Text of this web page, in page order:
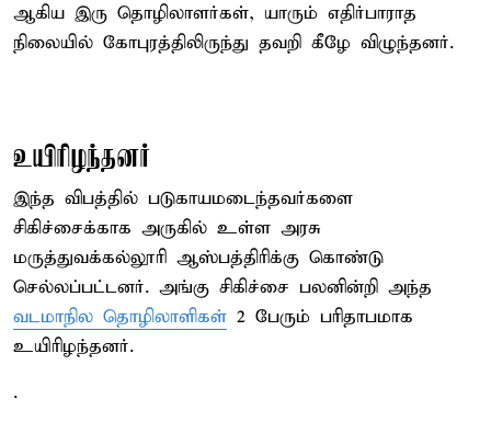
ஆகிய இரு தொழிலாளர்கள், யாரும் எதிர்பாராத
நிலையில் கோபுரத்திலிருந்து தவறி கீழே விழுந்தனர்.
உயிரிழந்தனர்
இந்த விபத்தில் படுகாயமடைந்தவர்களை
சிகிச்சைக்காக அருகில் உள்ள அரசு
மருத்துவக்கல்லூரி ஆஸ்பத்திரிக்கு கொண்டு
செல்லப்பட்டனர். அங்கு சிகிச்சை பலனின்றி அந்த
வடமாநில தொழிலாளிகள் 2 பேரும் பரிதாபமாக
உயிரிழந்தனர்.
.